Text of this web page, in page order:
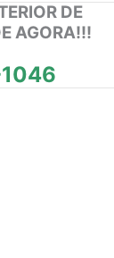
DE
AGORA!!!